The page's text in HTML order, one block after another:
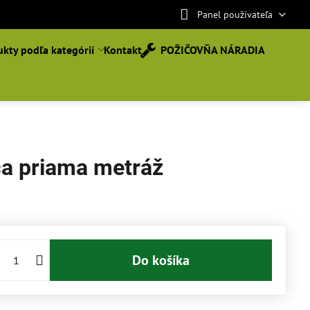
Panel používateľa
podľa kategórií Kontakt POŽIČOVŇA NÁRADIA
priama metráž
Do košíka